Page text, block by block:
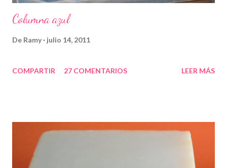
Columna azul
De Ramy julio 14, 2011
COMPARTIR 27 COMENTARIOS LEER MÁS